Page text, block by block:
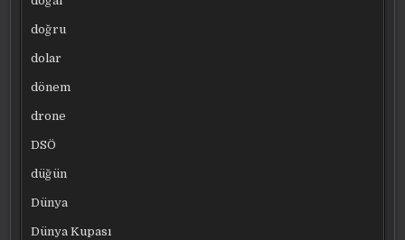
doğru
dolar
dönem
drone
DSÖ
düğün
Dünya
Dünya Kupası